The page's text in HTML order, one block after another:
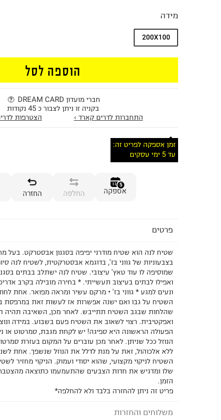
מידה
200X100
הוספה לסל
חברי מועדון DREAM CARD
בקניה זו ניתן לצבור כ 45 נקודות
התחברות לדרים קארד ›
הצטרפות
זמן אספקה לפריט זה:
עד 5 ימי עסקים
5
אספקה החלפה החזרה
פרטים
שטיח לנה הוא שטיח מודרני יפיפה בסגנון אבסטרקט. בעל
בצבעוניות של גווני בז', בדוגמא אבסטרקטית, לשטיח לנה
שמוסיפה לו עוד טאץ' עיצובי. שטיח לנה ישתלב בבתים
ואפילו לבתים בעיצוב תעשייתי. * בחירה מובילה בקרב
ונעים למגע * גווני בז' • מרקם עשיר ומראה מפואר. אחת
השטיח על גבו ואם ישנה אפשרות אז לעשות זאת
שהלחות שבגב השטיח תתייבש. לאחר מכן, השאיבה תהיה
ואפקטיבית. רצוי לשאוב את השטיח פעם בשבוע. במידה
הפעולה הראשונה היא ספיגה! יש לקחת מגבת, סמרטוט או
הנוזל ככל שניתן. לאחר מכן עוברים על המקום בעזרת
ללא אלכוהול, זאת על מנת לדלל את הנוזל שנשפך. אחת
השטיח לניקוי מקצועי, שהוא יסודי ועמוק. הניקוי מחזיר
שלו ומדגיש את חדות הצבעים שהתעמעמו כתוצאה
הזמן.
פריט זה ניתן להחזרה בלבד ולא להחלפה*
משלוחים והחזרות